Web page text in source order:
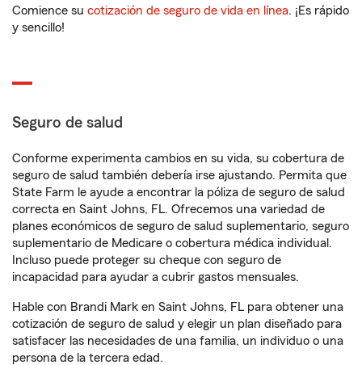
Comience su cotización de seguro de vida en línea. ¡Es rápido
y sencillo!
Seguro de salud
Conforme experimenta cambios en su vida, su cobertura de
seguro de salud también debería irse ajustando. Permita que
State Farm le ayude a encontrar la póliza de seguro de salud
correcta en Saint Johns, FL. Ofrecemos una variedad de
planes económicos de seguro de salud suplementario, seguro
suplementario de Medicare o cobertura médica individual.
Incluso puede proteger su cheque con seguro de
incapacidad para ayudar a cubrir gastos mensuales.
Hable con Brandi Mark en Saint Johns, FL para obtener una
cotización de seguro de salud y elegir un plan diseñado para
satisfacer las necesidades de una familia, un individuo o una
persona de la tercera edad.